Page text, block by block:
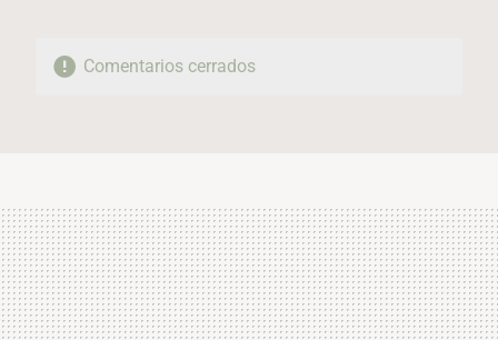
Comentarios cerrados